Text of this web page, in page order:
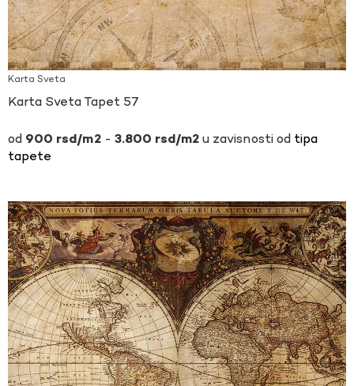
Karta Sveta
Karta Sveta Tapet 57
900 rsd - 3.800 rsd u zavisnosti od tipa
tapete